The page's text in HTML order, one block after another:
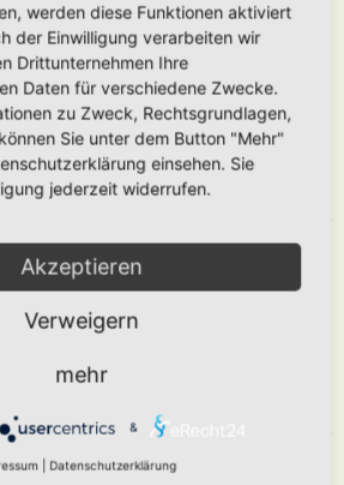
dass der Betreiber keine Verantwortung für die
übernimmt, die er nicht selbst erstellt hat oder die
hat. Du gestattest dem Betreiber, dein
und Funktionen jederzeit zu löschen oder zu
darüber hinaus, deine Beiträge
gegen o. g. Regeln verstoßen oder geeignet
einem Dritten Schaden zuzufügen.
dass es sich bei phpBB um eine unter der „
v2“ (GPL) bereitgestellten Foren-Software
www.phpbb.com
gestellt. Beide haben keinen Einfluss auf
der Software für bestimmte Zwecke nicht
fremder Foren Einfluss nehmen.
Ausnahme der Verletzung von Leben, Körper
Verletzung wesentlicher Vertragspflichten
werden diese Funktionen aktiviert
der Einwilligung verarbeiten wir
Drittunternehmen Ihre
Daten für verschiedene Zwecke.
zu Zweck, Rechtsgrundlagen,
Sie unter dem Button "Mehr"
einsehen. Sie
jederzeit widerrufen.
Akzeptieren
Verweigern
mehr
&
Datenschutzerklärung